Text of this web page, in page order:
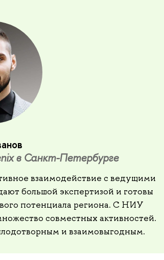
в Санкт-Петербурге
взаимодействие с ведущими
большой экспертизой и готовы
потенциала региона. С НИУ
совместных активностей.
и взаимовыгодным.